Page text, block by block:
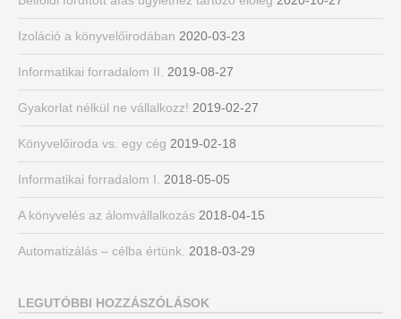
Izoláció a könyvelőirodában 2020-03-23
Informatikai forradalom II. 2019-08-27
Gyakorlat nélkül ne vállalkozz! 2019-02-27
Könyvelőiroda vs. egy cég 2019-02-18
Informatikai forradalom I. 2018-05-05
A könyvelés az álomvállalkozás 2018-04-15
Automatizálás – célba értünk. 2018-03-29
LEGUTÓBBI HOZZÁSZÓLÁSOK